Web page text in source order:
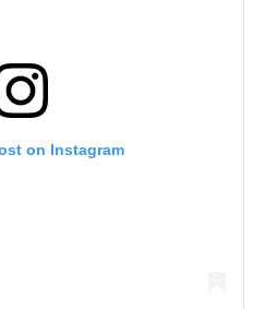
on Instagram